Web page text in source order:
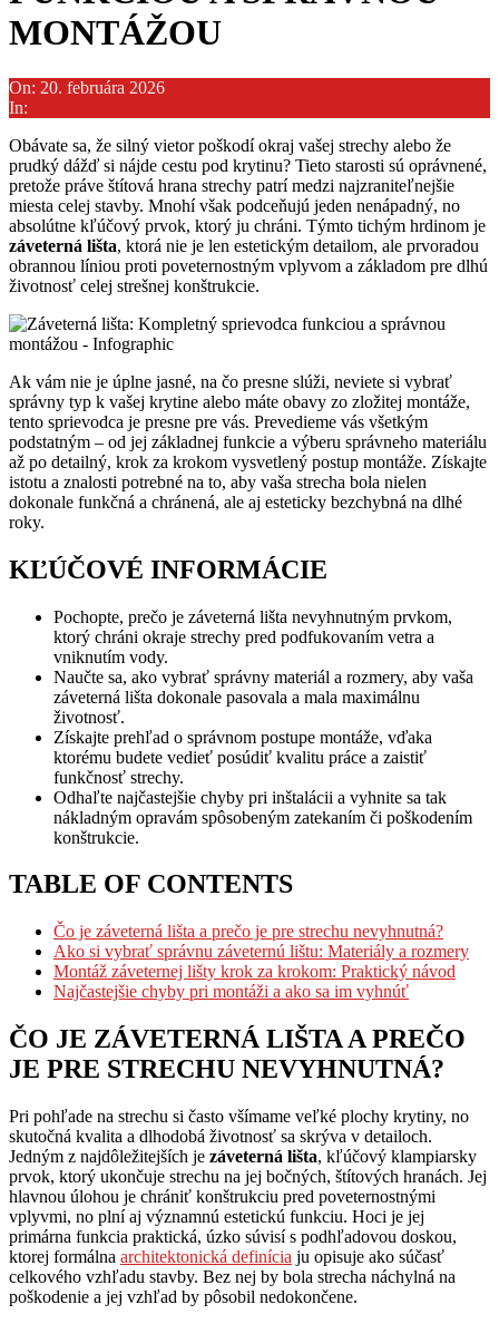
MONTÁŽOU
On: 20. februára 2026
In:
Obávate sa, že silný vietor poškodí okraj vašej strechy alebo že
prudký dážď si nájde cestu pod krytinu? Tieto starosti sú oprávnené,
pretože práve štítová hrana strechy patrí medzi najzraniteľnejšie
miesta celej stavby. Mnohí však podceňujú jeden nenápadný, no
absolútne kľúčový prvok, ktorý ju chráni. Týmto tichým hrdinom je
záveterná lišta, ktorá nie je len estetickým detailom, ale prvoradou
obrannou líniou proti poveternostným vplyvom a základom pre dlhú
životnosť celej strešnej konštrukcie.
Ak vám nie je úplne jasné, na čo presne slúži, neviete si vybrať
správny typ k vašej krytine alebo máte obavy zo zložitej montáže,
tento sprievodca je presne pre vás. Prevedieme vás všetkým
podstatným – od jej základnej funkcie a výberu správneho materiálu
až po detailný, krok za krokom vysvetlený postup montáže. Získajte
istotu a znalosti potrebné na to, aby vaša strecha bola nielen
dokonale funkčná a chránená, ale aj esteticky bezchybná na dlhé
roky.
KĽÚČOVÉ INFORMÁCIE
Pochopte, prečo je záveterná lišta nevyhnutným prvkom,
ktorý chráni okraje strechy pred podfukovaním vetra a
vniknutím vody.
Naučte sa, ako vybrať správny materiál a rozmery, aby vaša
záveterná lišta dokonale pasovala a mala maximálnu
životnosť.
Získajte prehľad o správnom postupe montáže, vďaka
ktorému budete vedieť posúdiť kvalitu práce a zaistiť
funkčnosť strechy.
Odhaľte najčastejšie chyby pri inštalácii a vyhnite sa tak
nákladným opravám spôsobeným zatekaním či poškodením
konštrukcie.
TABLE OF CONTENTS
Čo je záveterná lišta a prečo je pre strechu nevyhnutná?
Ako si vybrať správnu záveternú lištu: Materiály a rozmery
Montáž záveternej lišty krok za krokom: Praktický návod
Najčastejšie chyby pri montáži a ako sa im vyhnúť
ČO JE ZÁVETERNÁ LIŠTA A PREČO
JE PRE STRECHU NEVYHNUTNÁ?
Pri pohľade na strechu si často všímame veľké plochy krytiny, no
skutočná kvalita a dlhodobá životnosť sa skrýva v detailoch.
Jedným z najdôležitejších je záveterná lišta, kľúčový klampiarsky
prvok, ktorý ukončuje strechu na jej bočných, štítových hranách. Jej
hlavnou úlohou je chrániť konštrukciu pred poveternostnými
vplyvmi, no plní aj významnú estetickú funkciu. Hoci je jej
primárna funkcia praktická, úzko súvisí s podhľadovou doskou,
ktorej formálna architektonická definícia ju opisuje ako súčasť
celkového vzhľadu stavby. Bez nej by bola strecha náchylná na
poškodenie a jej vzhľad by pôsobil nedokončene.